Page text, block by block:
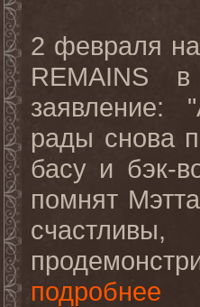
2 февраля
REMAINS
заявление: "
рады снова
басу и бэк-
помнят
подробнее